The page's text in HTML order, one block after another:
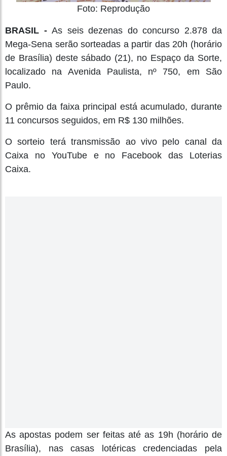
Foto: Reprodução
BRASIL -As seis dezenas do concurso 2.878 da
Mega-Sena serão sorteadas a partir das 20h (horário
de Brasília) deste sábado (21), no Espaço da Sorte,
localizado na Avenida Paulista, nº 750, em São
Paulo.
O prêmio da faixa principal está acumulado, durante
11 concursos seguidos, em R$ 130 milhões.
O sorteio terá transmissão ao vivo pelo canal da
Caixa no YouTube e no Facebook das Loterias
Caixa.
As apostas podem ser feitas até as 19h (horário de
Brasília), nas casas lotéricas credenciadas pela